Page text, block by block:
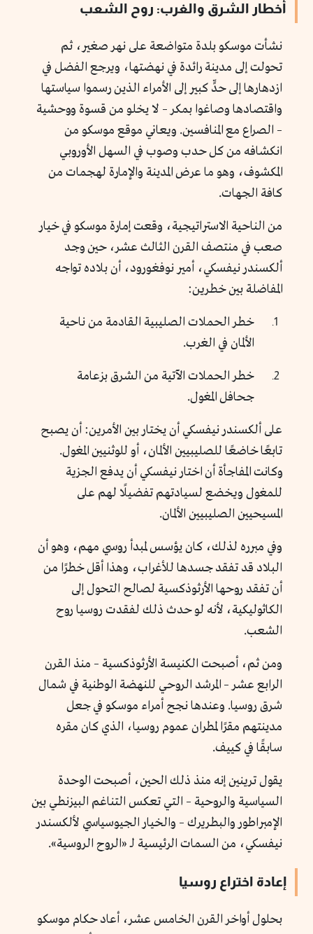
أخطار الشرق والغرب: روح الشعب
نشأت موسكو بلدة متواضعة على نهر صغير، ثم
تحولت إلى مدينة رائدة في نهضتها، ويرجع الفضل في
ازدهارها إلى حدٍّ كبير إلى الأمراء الذين رسموا سياستها
واقتصادها وصاغوا بمكر – لا يخلو من قسوة ووحشية
– الصراع مع المنافسين. ويعاني موقع موسكو من
انكشافه من كل حدب وصوب في السهل الأوروبي
المكشوف، وهو ما عرض المدينة والإمارة لهجمات من
كافة الجهات.
من الناحية الاستراتيجية، وقعت إمارة موسكو في خيار
صعب في منتصف القرن الثالث عشر، حين وجد
ألكسندر نيفسكي، أمير نوفغورود، أن بلاده تواجه
المفاضلة بين خطرين:
خطر الحملات الصليبية القادمة من ناحية
الألمان في الغرب.
خطر الحملات الآتية من الشرق بزعامة
جحافل المغول.
على ألكسندر نيفسكي أن يختار بين الأمرين: أن يصبح
تابعًا خاضعًا للصليبيين الألمان، أو للوثنيين المغول.
وكانت المفاجأة أن اختار نيفسكي أن يدفع الجزية
للمغول ويخضع لسيادتهم تفضيلًا لهم على
المسيحيين الصليبيين الألمان.
وفي مبرره لذلك، كان يؤسس لمبدأ روسي مهم، وهو أن
البلاد قد تفقد جسدها للأغراب، وهذا أقل خطرًا من
أن تفقد روحها الأرثوذكسية لصالح التحول إلى
الكاثوليكية، لأنه لو حدث ذلك لفقدت روسيا روح
الشعب.
ومن ثم، أصبحت الكنيسة الأرثوذكسية – منذ القرن
الرابع عشر – المرشد الروحي للنهضة الوطنية في شمال
شرق روسيا. وعندها نجح أمراء موسكو في جعل
مدينتهم مقرًا لمطران عموم روسيا، الذي كان مقره
سابقًا في كييف.
يقول ترينين إنه منذ ذلك الحين، أصبحت الوحدة
السياسية والروحية – التي تعكس التناغم البيزنطي بين
الإمبراطور والبطريرك – والخيار الجيوسياسي لألكسندر
نيفسكي، من السمات الرئيسية لـ «الروح الروسية».
إعادة اختراع روسيا
بحلول أواخر القرن الخامس عشر، أعاد حكام موسكو